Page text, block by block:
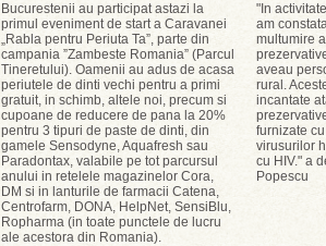
Bucurestenii au participat astazi la
primul eveniment de start a Caravanei
„Rabla pentru Periuta Ta”, parte din
campania ”Zambeste Romania” (Parcul
Tineretului). Oamenii au adus de acasa
periutele de dinti vechi pentru a primi
gratuit, in schimb, altele noi, precum si
cupoane de reducere de pana la 20%
pentru 3 tipuri de paste de dinti, din
gamele Sensodyne, Aquafresh sau
Paradontax, valabile pe tot parcursul
anului in retelele magazinelor Cora,
DM si in lanturile de farmacii Catena,
Centrofarm, DONA, HelpNet, SensiBlu,
Ropharma (in toate punctele de lucru
ale acestora din Romania).
"In
am
multumire
aveau
rural.
incantate
furnizate
virusurilor
cu HIV." a
Popescu